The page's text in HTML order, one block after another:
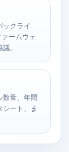
ックライ
ァームウェ
議。.
数量、年間
シート、ま